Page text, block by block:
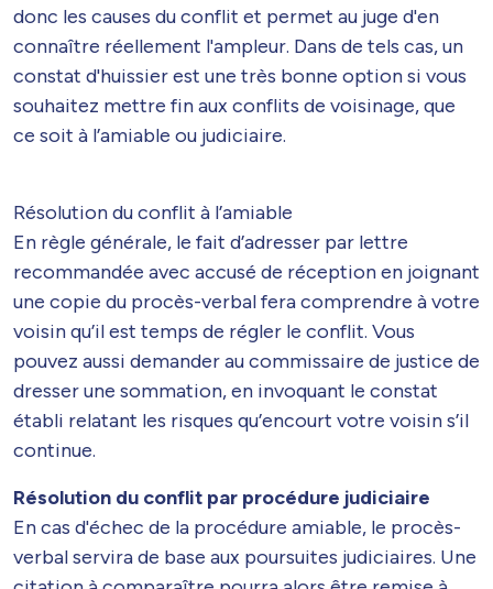
donc les causes du conflit et permet au juge d'en
connaître réellement l'ampleur. Dans de tels cas, un
constat d'huissier est une très bonne option si vous
souhaitez mettre fin aux conflits de voisinage, que
ce soit à l’amiable ou judiciaire.
Résolution du conflit à l’amiable
En règle générale, le fait d’adresser par lettre
recommandée avec accusé de réception en joignant
une copie du procès-verbal fera comprendre à votre
voisin qu’il est temps de régler le conflit. Vous
pouvez aussi demander au commissaire de justice de
dresser une sommation, en invoquant le constat
établi relatant les risques qu’encourt votre voisin s’il
continue.
Résolution du conflit par procédure judiciaire
En cas d'échec de la procédure amiable, le procès-
verbal servira de base aux poursuites judiciaires. Une